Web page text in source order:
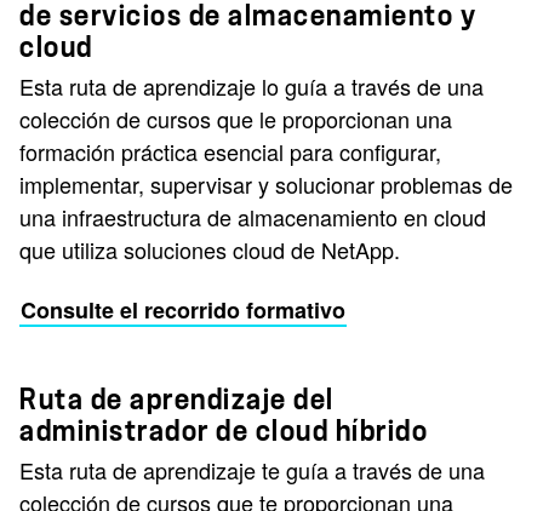
de servicios de almacenamiento y
cloud
Esta ruta de aprendizaje lo guía a través de una
colección de cursos que le proporcionan una
formación práctica esencial para configurar,
implementar, supervisar y solucionar problemas de
una infraestructura de almacenamiento en cloud
que utiliza soluciones cloud de NetApp.
Consulte el recorrido formativo
Ruta de aprendizaje del
administrador de cloud híbrido
Esta ruta de aprendizaje te guía a través de una
colección de cursos que te proporcionan una